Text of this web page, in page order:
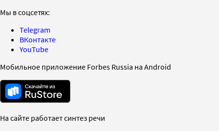
Мы в соцсетях:
Telegram
ВКонтакте
YouTube
Мобильное приложение Forbes Russia на Android
На сайте работает синтез речи